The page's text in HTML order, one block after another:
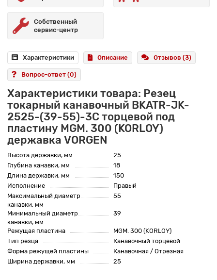
Собственный
сервис-центр
Характеристики Описание Отзывов (3)
Вопрос-ответ (0)
Характеристики товара: Резец
токарный канавочный BKATR-JK-
2525-(39-55)-3C торцевой под
пластину MGM. 300 (KORLOY)
державка VORGEN
Высота державки, мм
25
Глубина канавки, мм
18
Длина державки, мм
150
Исполнение
Правый
Максимальный диаметр
канавки, мм
55
Минимальный диаметр
канавки, мм
39
Режущая пластина
MGM. 300 (KORLOY)
Тип резца
Канавочный торцевой
Форма режущей пластины
Канавочная / Отрезная
Ширина державки, мм
25